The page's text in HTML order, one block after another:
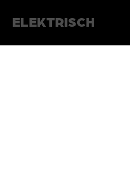
ELEKTRISCH